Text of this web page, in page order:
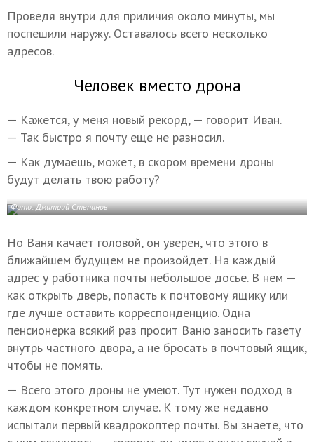
Проведя внутри для приличия около минуты, мы
поспешили наружу. Оставалось всего несколько
адресов.
Человек вместо дрона
— Кажется, у меня новый рекорд, — говорит Иван.
— Так быстро я почту еще не разносил.
— Как думаешь, может, в скором времени дроны
будут делать твою работу?
Фото: Дмитрий Степанов
Но Ваня качает головой, он уверен, что этого в
ближайшем будущем не произойдет. На каждый
адрес у работника почты небольшое досье. В нем —
как открыть дверь, попасть к почтовому ящику или
где лучше оставить корреспонденцию. Одна
пенсионерка всякий раз просит Ваню заносить газету
внутрь частного двора, а не бросать в почтовый ящик,
чтобы не помять.
— Всего этого дроны не умеют. Тут нужен подход в
каждом конкретном случае. К тому же недавно
испытали первый квадрокоптер почты. Вы знаете, что